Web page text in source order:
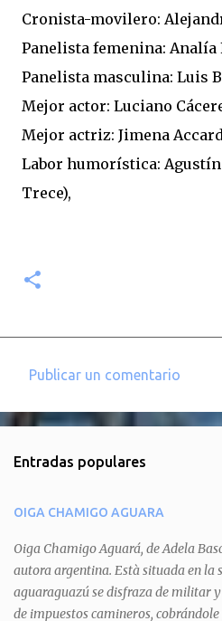
Cronista-movilero:
Panelista femenina: Analía
Panelista masculina: Luis
Mejor actor: Luciano
Mejor actriz: Jimena
Labor humorística:
Trece),
o
e
t
a
r
i
Publicar un comentario
Entradas populares
OIGA CHAMIGO AGUARA
Oiga Chamigo Aguará, de Adela
autora argentina. Està situada en la
aguaraguazú se disfraza de militar
de impuestos camineros,